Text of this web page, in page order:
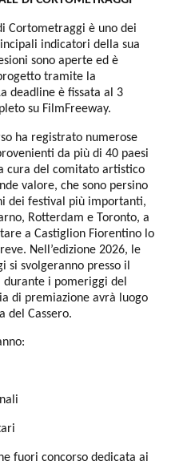
Cortometraggi è uno dei
indicatori della sua
sono aperte ed è
tramite la
deadline è fissata al 3
su FilmFreeway.
ha registrato numerose
da più di 40 paesi
cura del comitato artistico
valore, che sono persino
dei festival più importanti,
Rotterdam e Toronto, a
a Castiglion Fiorentino lo
Nell’edizione 2026, le
svolgeranno presso il
i pomeriggi del
di premiazione avrà luogo
del Cassero.
fuori concorso dedicata ai